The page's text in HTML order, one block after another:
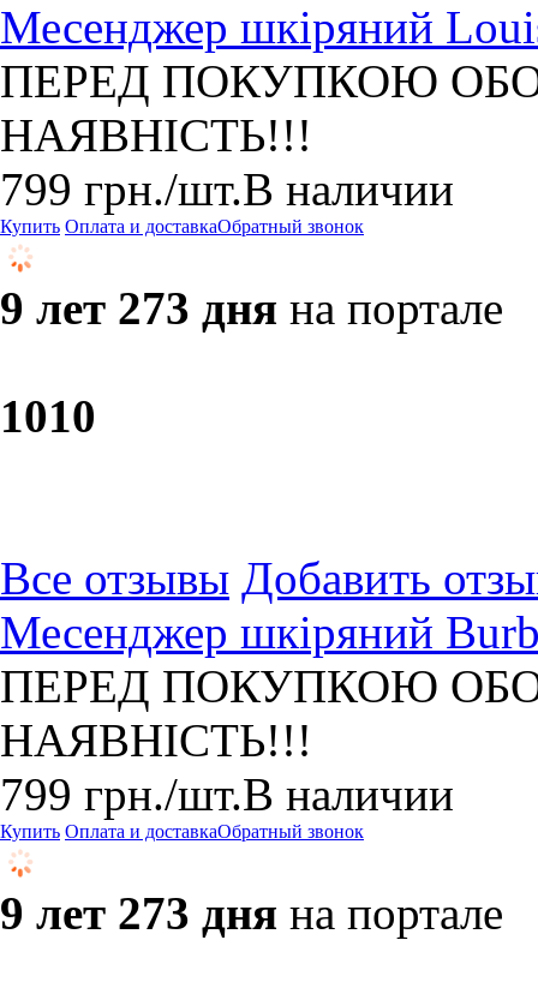
Месенджер шкіряний
ПЕРЕД ПОКУПКОЮ
НАЯВНІСТЬ!!!
799 грн./шт.В наличии
Купить Оплата и доставкаОбратный звонок
9 лет 273 дня на портале
1010
Все отзывы Добавить
Месенджер шкіряний
ПЕРЕД ПОКУПКОЮ
НАЯВНІСТЬ!!!
799 грн./шт.В наличии
Купить Оплата и доставкаОбратный звонок
9 лет 273 дня на портале